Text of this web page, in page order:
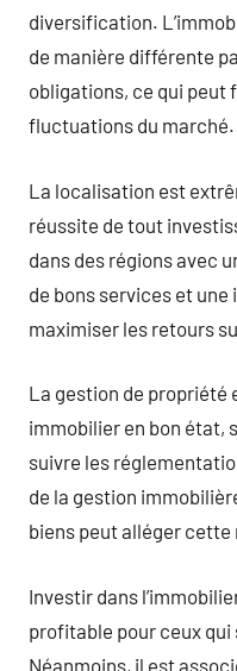
diversification.
de manière différente
obligations, ce qui peut
fluctuations du marché.
La localisation est
réussite de tout
dans des régions avec
de bons services et
maximiser les retours
La gestion de propriété
immobilier en bon état,
suivre les
de la gestion
biens peut alléger
Investir dans
profitable pour ceux qui
Néanmoins, il est